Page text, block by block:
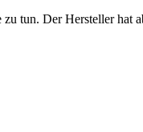
tun. Der Hersteller hat